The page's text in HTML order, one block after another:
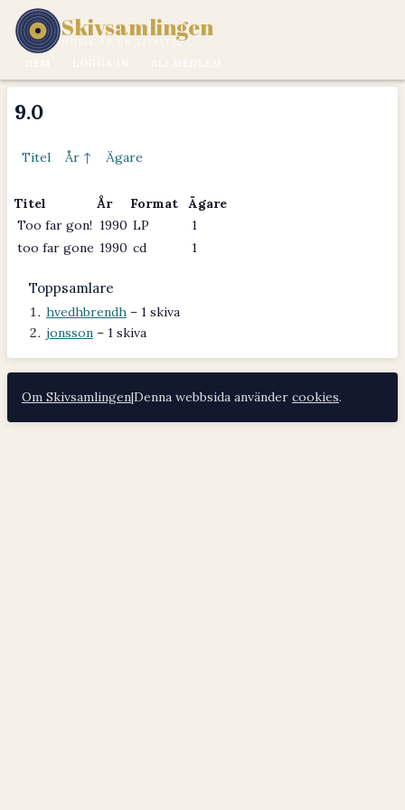
Skivsamlingen
MUSIK ÄR EN LIVSSTIL.
9.0
Titel År ↑ Ägare
Titel År Format
Ägare
Too far gon! 1990 LP
1
too far gone 1990 cd 1
Toppsamlare
hvedhbrendh – 1 skiva
jonsson – 1 skiva
Om Skivsamlingen|Denna webbsida använder cookies.